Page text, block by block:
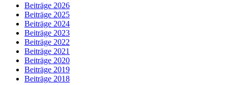
Beiträge 2026
Beiträge 2025
Beiträge 2024
Beiträge 2023
Beiträge 2022
Beiträge 2021
Beiträge 2020
Beiträge 2019
Beiträge 2018